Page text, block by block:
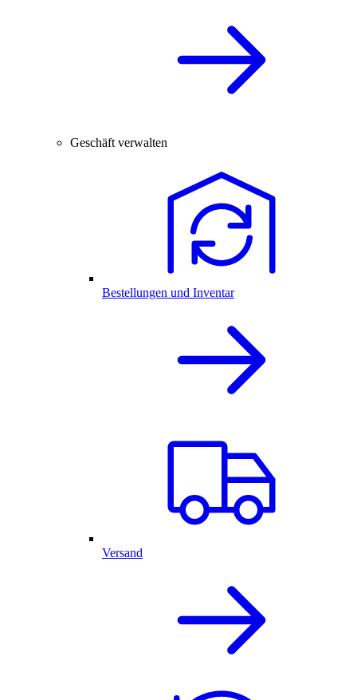
Geschäft verwalten
Bestellungen und Inventar
Versand